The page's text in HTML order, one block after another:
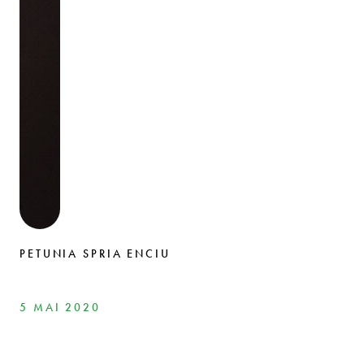
PETUNIA SPRIA ENCIU
5 MAI 2020